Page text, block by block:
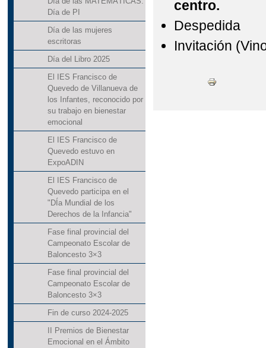
Día de PI
Día de las mujeres
escritoras
Día del Libro 2025
El IES Francisco de
Quevedo de Villanueva de
los Infantes, reconocido por
su trabajo en bienestar
emocional
El IES Francisco de
Quevedo estuvo en
ExpoADIN
El IES Francisco de
Quevedo participa en el
"DÍa Mundial de los
Derechos de la Infancia"
Fase final provincial del
Campeonato Escolar de
Baloncesto 3×3
Fase final provincial del
Campeonato Escolar de
Baloncesto 3×3
Fin de curso 2024-2025
II Premios de Bienestar
Emocional en el Ámbito
centro.
Despedida
Invitación